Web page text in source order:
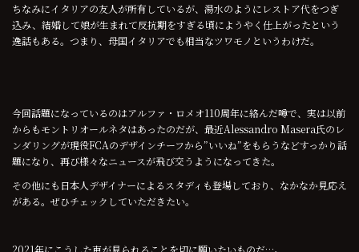
ちなみにイタリアの友人が所有しているが、湯水のようにレストア代をつぎ
込み、結婚して娘が生まれて反抗期をすぎる頃にようやく仕上がったという
逸話もある。つまり、母国イタリアでも相当なツワモノというわけだ。
今回話題になっているのはアルファ・ロメオ110周年に絡んだ噂で、実は以前
からもモントリオールネタはあったのだが、最近Alessandro Masera氏のレ
ンダリングが現役FCAのデザインチーフから”いいね”をもらうなどすっかり話
題になり、再び様々なニュースが飛び交うようになってきた。
その他にも日本人デザイナーによるスタディも登場しており、なかなか見応え
がある。ぜひチェックしていただきたい。
2021年にこうした車が見られることを切に願いたいものだ…。